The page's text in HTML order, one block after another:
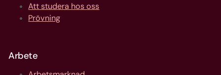
Att studera hos oss
Prövning
Arbete